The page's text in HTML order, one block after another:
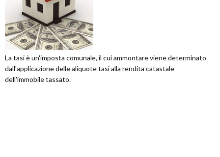
La tasi è un'imposta comunale, il cui ammontare viene determinato
dall'applicazione delle aliquote tasi alla rendita catastale
dell'immobile tassato.